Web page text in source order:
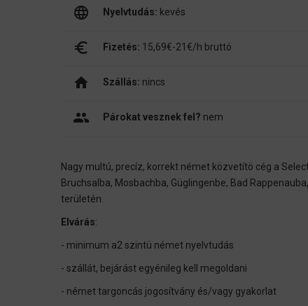
language Nyelvtudás: kevés
euro_symbol Fizetés: 15,69€-21€/h bruttó
home Szállás: nincs
people Párokat vesznek fel? nem
Nagy multú, precíz, korrekt német közvetítö cég a
Bruchsalba, Mosbachba, Güglingenbe, Bad
területén.
Elvárás:
- minimum a2 szintü német nyelvtudás
- szállát, bejárást egyénileg kell megoldani
- német targoncás jogosítvány és/vagy gyakorlat